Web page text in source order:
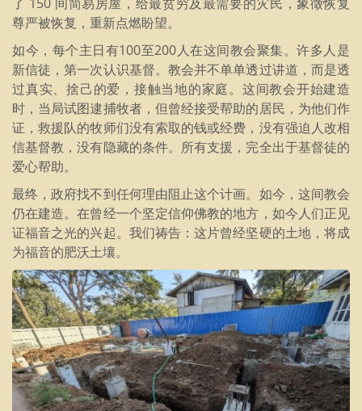
尊严被恢复，重新点燃盼望。
如今，每个主日有100至200人在这间教会聚集。许多人是
新信徒，第一次认识基督。教会并不单单透过讲道，而是透
过真实、捨己的爱，接触当地的家庭。这间教会开始建造
时，当局试图逮捕牧者，但曾经接受帮助的居民，为他们作
证，救援队的牧师们没有索取的钱或经费，没有强迫人改相
信基督教，没有隐藏的条件。所有支援，完全出于基督徒的
爱心帮助。
最终，政府找不到任何理由阻止这个计画。如今，这间教会
仍在建造。在曾经一个坚定信仰佛教的地方，如今人们正见
证福音之光的兴起。我们祷告：这片曾经坚硬的土地，将成
为福音的肥沃土壤。